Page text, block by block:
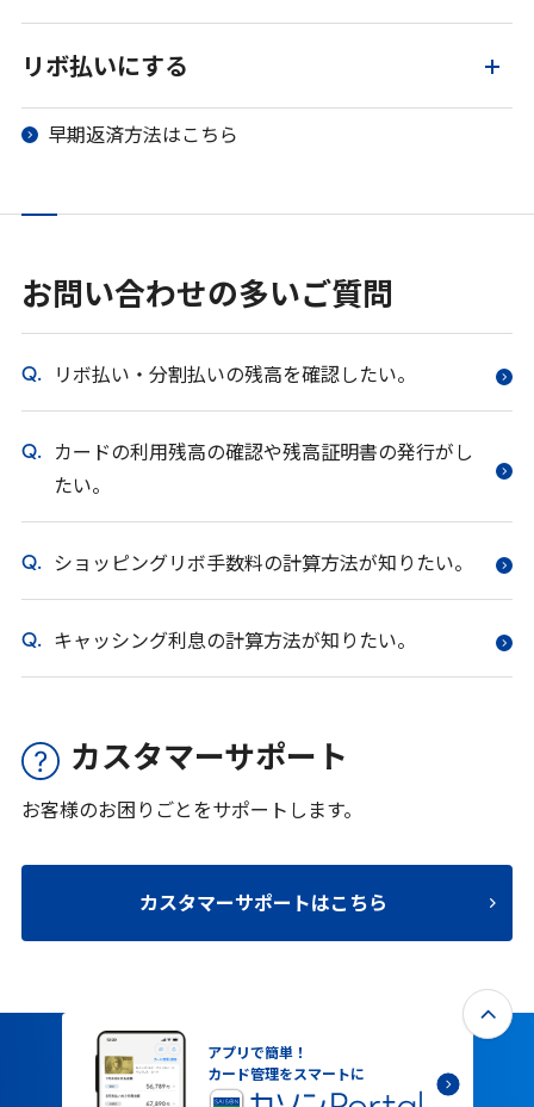
リボ払いにする
早期返済方法はこちら
お問い合わせの多いご質問
リボ払い・分割払いの残高を確認したい。
カードの利用残高の確認や残高証明書の発行がし
たい。
ショッピングリボ手数料の計算方法が知りたい。
キャッシング利息の計算方法が知りたい。
カスタマーサポート
お客様のお困りごとをサポートします。
カスタマーサポートはこちら
アプリで簡単！
カード管理をスマートに